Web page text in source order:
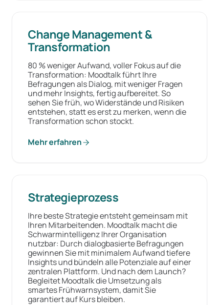
Change Management &
Transformation
80 % weniger Aufwand, voller Fokus auf die
Transformation: Moodtalk führt Ihre
Befragungen als Dialog, mit weniger Fragen
und mehr Insights, fertig aufbereitet. So
sehen Sie früh, wo Widerstände und Risiken
entstehen, statt es erst zu merken, wenn die
Transformation schon stockt.
Mehr erfahren
Strategieprozess
Ihre beste Strategie entsteht gemeinsam mit
Ihren Mitarbeitenden. Moodtalk macht die
Schwarmintelligenz Ihrer Organisation
nutzbar: Durch dialogbasierte Befragungen
gewinnen Sie mit minimalem Aufwand tiefere
Insights und bündeln alle Potenziale auf einer
zentralen Plattform. Und nach dem Launch?
Begleitet Moodtalk die Umsetzung als
smartes Frühwarnsystem, damit Sie
garantiert auf Kurs bleiben.